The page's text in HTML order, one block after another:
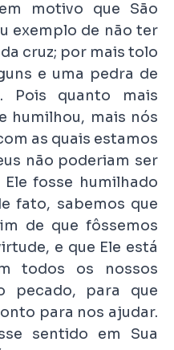
motivo que São
exemplo de não ter
cruz; por mais tolo
e uma pedra de
Pois quanto mais
humilhou, mais nós
as quais estamos
não poderiam ser
fosse humilhado
fato, sabemos que
de que fôssemos
e que Ele está
todos os nossos
pecado, para que
para nos ajudar.
sentido em Sua